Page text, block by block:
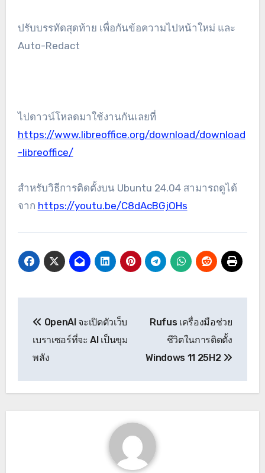
ปรับบรรทัดสุดท้าย เพื่อกันข้อความไปหน้าใหม่ และ
Auto-Redact
ไปดาวน์โหลดมาใช้งานกันเลยที่
https://www.libreoffice.org/download/download
-libreoffice/
สำหรับวิธีการติดตั้งบน Ubuntu 24.04 สามารถดูได้
จาก https://youtu.be/C8dAcBGjOHs
OpenAI จะเปิดตัวเว็บ
เบราเซอร์ที่จะ AI เป็นขุม
พลัง
Rufus เครื่องมือช่วย
ชีวิตในการติดตั้ง
Windows 11 25H2